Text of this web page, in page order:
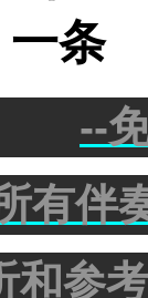
--
有伴
和参